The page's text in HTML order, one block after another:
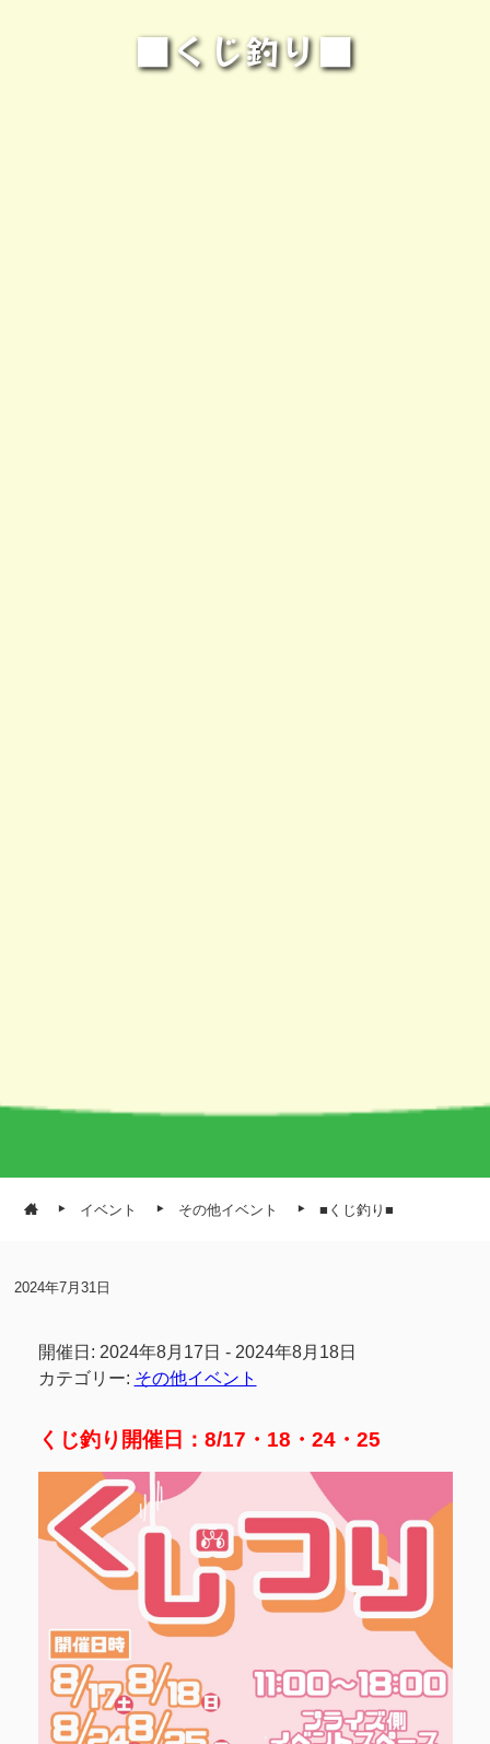
■くじ釣り■
イベント その他イベント ■くじ釣り■
2024年7月31日
開催日: 2024年8月17日 - 2024年8月18日
カテゴリー: その他イベント
くじ釣り開催日：8/17・18・24・25